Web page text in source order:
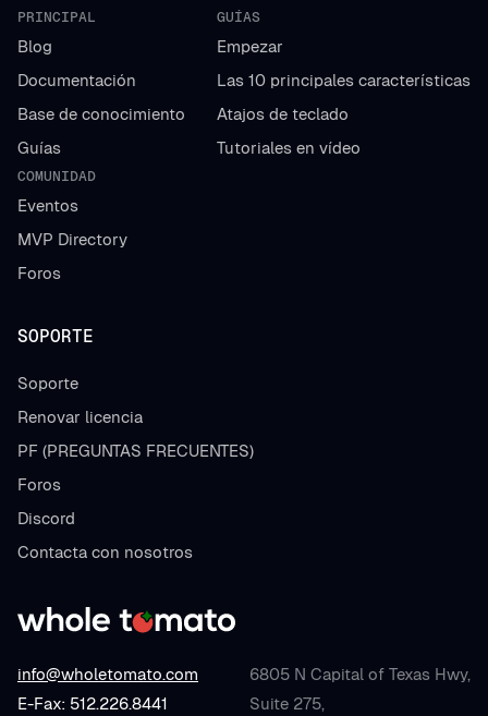
info@wholetomato.com
E-Fax: 512.226.8441
6805 N Capital of Texas Hwy,
Suite 275,
PRINCIPAL
Blog
Documentación
Base de conocimiento
Guías
GUÍAS
Empezar
Las 10 principales características
Atajos de teclado
Tutoriales en vídeo
COMUNIDAD
Eventos
MVP Directory
Foros
SOPORTE
Soporte
Renovar licencia
PF (PREGUNTAS FRECUENTES)
Foros
Discord
Contacta con nosotros